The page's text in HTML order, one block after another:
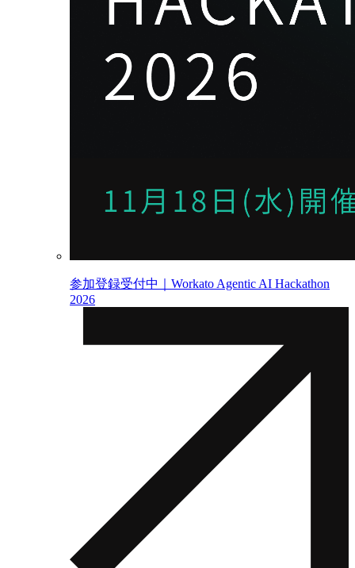
参加登録受付中｜Workato Agentic AI Hackathon
2026